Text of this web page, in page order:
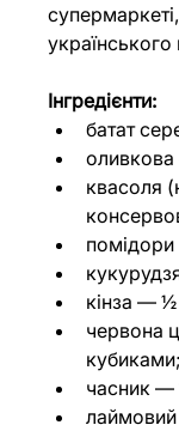
Інгредієнти:
батат
оливкова
квасоля
помідори
кінза — ½
червона
кубиками;
часник —